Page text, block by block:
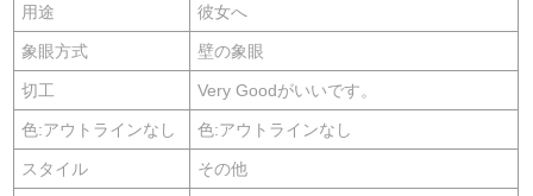
用途 彼女へ
象眼方式 壁の象眼
切工 Very Goodがいいです。
色:アウトラインなし 色:アウトラインなし
スタイル その他